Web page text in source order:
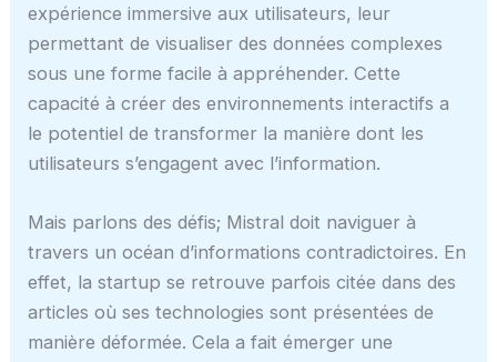
expérience immersive aux utilisateurs, leur
permettant de visualiser des données complexes
sous une forme facile à appréhender. Cette
capacité à créer des environnements interactifs a
le potentiel de transformer la manière dont les
utilisateurs s’engagent avec l’information.
Mais parlons des défis; Mistral doit naviguer à
travers un océan d’informations contradictoires. En
effet, la startup se retrouve parfois citée dans des
articles où ses technologies sont présentées de
manière déformée. Cela a fait émerger une